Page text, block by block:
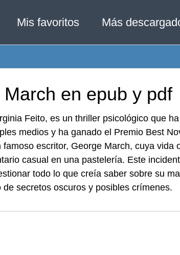
Mis favoritos Más
en epub y pdf
Feito, es un thriller psicológico que
medios y ha ganado el Premio Best
escritor, George March, cuya vida
casual en una pastelería. Este
todo lo que creía saber sobre su
secretos oscuros y posibles crímenes.